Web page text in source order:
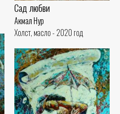
Сад любви
Акмал Нур
Холст, масло - 2020 год